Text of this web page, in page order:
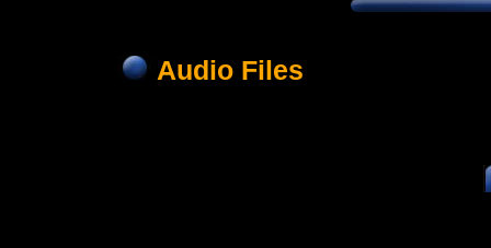
Audio Files